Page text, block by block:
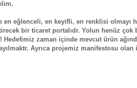
eğlenceli, en keyifli, en renklisi olmayı
bir ticaret portalıdr. Yolun henüz çok
zaman içinde mevcut ürün
Ayrıca projemiz manifestosu